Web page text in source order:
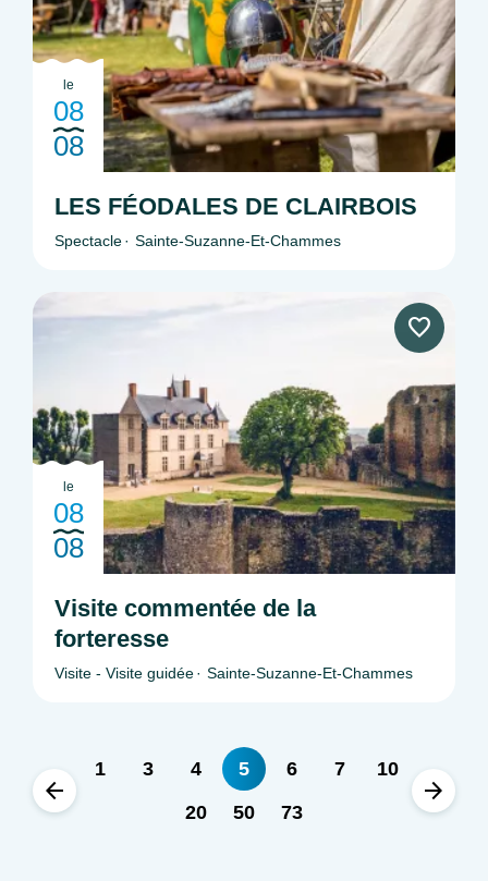
le
08
08
LES FÉODALES DE CLAIRBOIS
Spectacle Sainte-Suzanne-Et-Chammes
le
08
08
Visite commentée de la
forteresse
Visite - Visite guidée Sainte-Suzanne-Et-Chammes
1 3 4 5 6 7
10
20
50 73